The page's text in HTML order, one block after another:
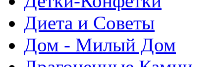
Диета и Советы
Дом - Милый Дом